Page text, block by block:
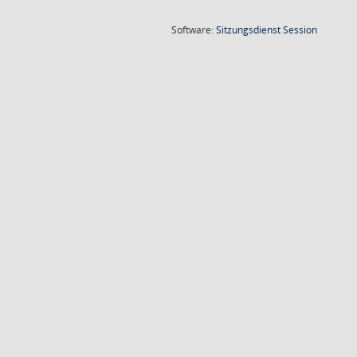
Software:SitzungsdienstSession(Wird in